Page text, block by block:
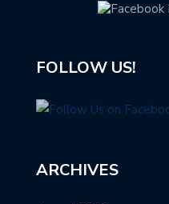
FOLLOW US!
ARCHIVES